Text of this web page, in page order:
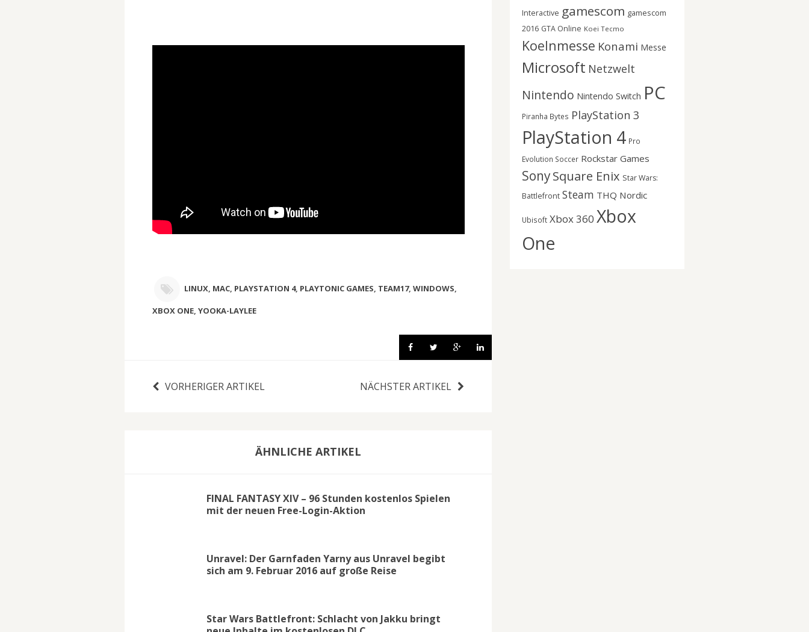
LINUX, MAC, PLAYSTATION 4, PLAYTONIC GAMES, TEAM17, WINDOWS,
XBOX ONE, YOOKA-LAYLEE
VORHERIGER ARTIKEL NÄCHSTER ARTIKEL
ÄHNLICHE ARTIKEL
FINAL FANTASY XIV – 96 Stunden kostenlos Spielen
mit der neuen Free-Login-Aktion
Unravel: Der Garnfaden Yarny aus Unravel begibt
sich am 9. Februar 2016 auf große Reise
Star Wars Battlefront: Schlacht von Jakku bringt
Interactive gamescom gamescom
2016 GTA Online Koei Tecmo
Koelnmesse Konami Messe
Microsoft Netzwelt
Nintendo Nintendo Switch PC
Piranha Bytes PlayStation 3
PlayStation 4 Pro
Evolution Soccer Rockstar Games
SonySquare Enix Star Wars:
Battlefront Steam THQ Nordic
Ubisoft Xbox 360 Xbox
One